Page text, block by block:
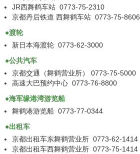
JR西舞鹤车站 0773-75-2310
京都丹后铁道 西舞鹤车站 0773-75-8606
●渡轮
新日本海渡轮 0773-62-3000
●公共汽车
京都交通（舞鹤营业所） 0773-75-5000
高速大巴预约中心 0773-76-8800
●海军缘港湾游览船
舞鹤港游览船 0773-77-0344
●出租车
京都出租车东舞鹤营业所 0773-62-1414
京都出租车西舞鹤营业所 0773-75-1414